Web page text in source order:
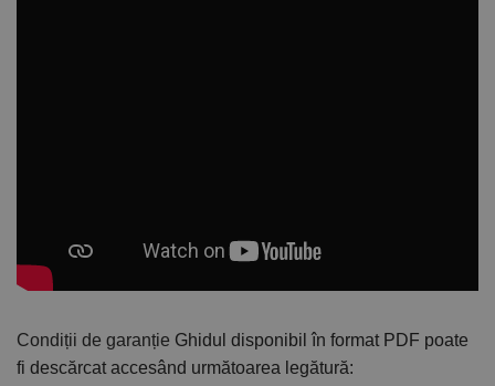
Condiții de garanție Ghidul disponibil în format PDF poate
fi descărcat accesând următoarea legătură: